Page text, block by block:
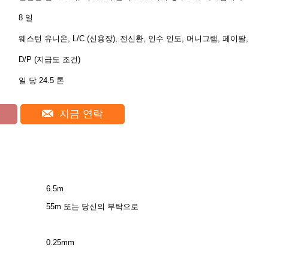
8 일
웨스턴 유니온, L/C (신용장), 전신환, 인수 인도, 머니그램, 페이팔,
D/P (지급도 조건)
일 당 24.5 톤
지금 연락
6.5m
55m 또는 당신의 부탁으로
0.25mm